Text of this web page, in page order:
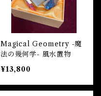
Magical Geometry -魔
法の幾何学- 風水置物
¥13,800